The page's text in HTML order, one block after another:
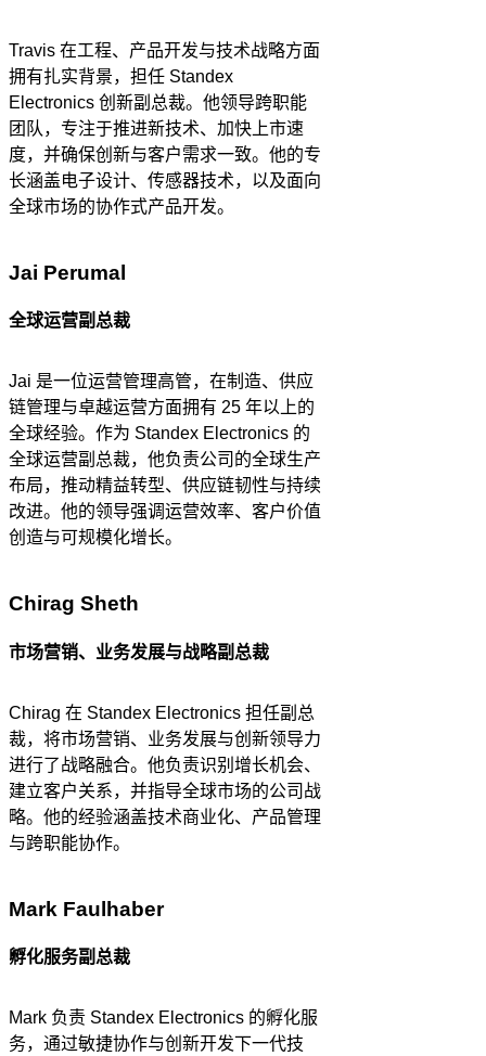
Travis 在工程、产品开发与技术战略方面
拥有扎实背景，担任 Standex
Electronics 创新副总裁。他领导跨职能
团队，专注于推进新技术、加快上市速
度，并确保创新与客户需求一致。他的专
长涵盖电子设计、传感器技术，以及面向
全球市场的协作式产品开发。
Jai Perumal
全球运营副总裁
Jai 是一位运营管理高管，在制造、供应
链管理与卓越运营方面拥有 25 年以上的
全球经验。作为 Standex Electronics 的
全球运营副总裁，他负责公司的全球生产
布局，推动精益转型、供应链韧性与持续
改进。他的领导强调运营效率、客户价值
创造与可规模化增长。
Chirag Sheth
市场营销、业务发展与战略副总裁
Chirag 在 Standex Electronics 担任副总
裁，将市场营销、业务发展与创新领导力
进行了战略融合。他负责识别增长机会、
建立客户关系，并指导全球市场的公司战
略。他的经验涵盖技术商业化、产品管理
与跨职能协作。
Mark Faulhaber
孵化服务副总裁
Mark 负责 Standex Electronics 的孵化服
务，通过敏捷协作与创新开发下一代技